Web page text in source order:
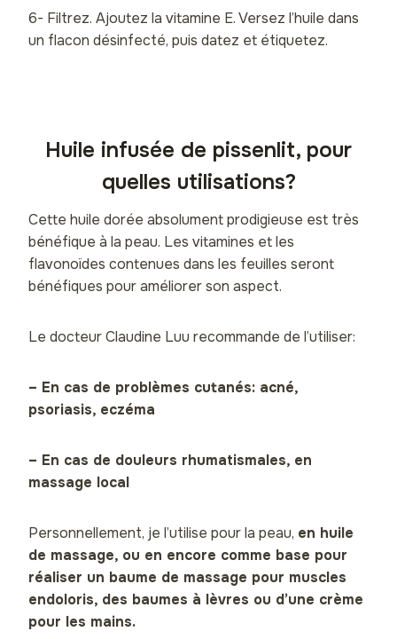
6- Filtrez. Ajoutez la vitamine E. Versez l’huile dans
un flacon désinfecté, puis datez et étiquetez.
Huile infusée de pissenlit, pour
quelles utilisations?
Cette huile dorée absolument prodigieuse est très
bénéfique à la peau. Les vitamines et les
flavonoïdes contenues dans les feuilles seront
bénéfiques pour améliorer son aspect.
Le docteur Claudine Luu recommande de l’utiliser:
– En cas de problèmes cutanés: acné,
psoriasis, eczéma
– En cas de douleurs rhumatismales, en
massage local
Personnellement, je l’utilise pour la peau, en huile
de massage, ou en encore comme base pour
réaliser un baume de massage pour muscles
endoloris, des baumes à lèvres ou d’une crème
pour les mains.